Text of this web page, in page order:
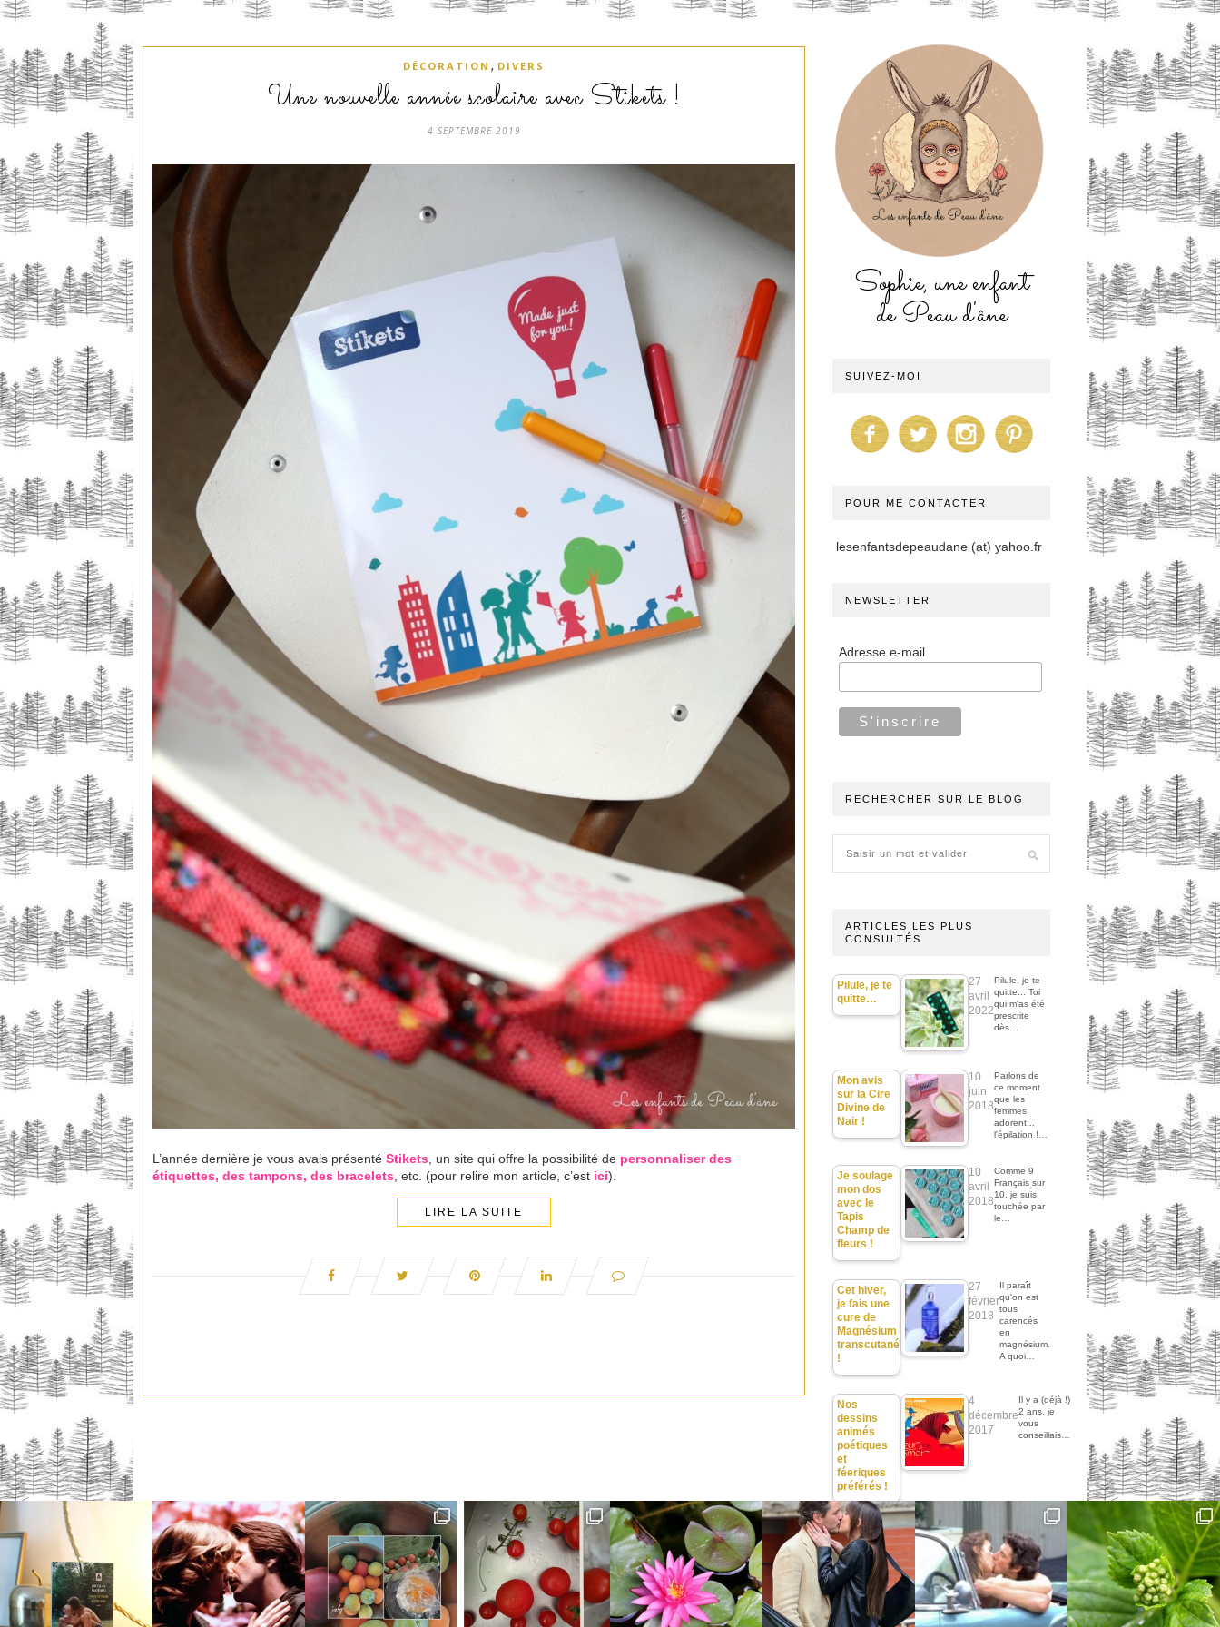
DÉCORATION , DIVERS
Une nouvelle année scolaire avec Stikets !
4 SEPTEMBRE 2019
L’année dernière je vous avais présenté Stikets , un site qui offre la possibilité de personnaliserdes
étiquettes, des tampons, des bracelets , etc. (pour relire mon article, c’est ici).
LIRE LA SUITE
Sophie, une enfant
de Peau d'âne
SUIVEZ-MOI
POUR ME CONTACTER
lesenfantsdepeaudane (at) yahoo.fr
NEWSLETTER
Adresse e-mail
RECHERCHER SUR LE BLOG
ARTICLES LES PLUS
CONSULTÉS
Pilule, je te
quitte…
27
avril
2022
Pilule, je te
quitte... Toi
qui m'as été
prescrite
dès…
Mon avis
sur la Cire
Divine de
Nair !
10
juin
2018
Parlons de
ce moment
que les
femmes
adorent...
l'épilation !…
Je soulage
mon dos
avec le
Tapis
Champ de
fleurs !
10
avril
2018
Comme 9
Français sur
10, je suis
touchée par
le…
Cet hiver,
je fais une
cure de
Magnésium
transcutané
!
27
février
2018
Il paraît
qu'on est
tous
carencés
en
magnésium.
A quoi…
Nos
dessins
animés
poétiques
et
féeriques
préférés !
4
décembre
2017
Il y a (déjà !)
2 ans, je
vous
conseillais…